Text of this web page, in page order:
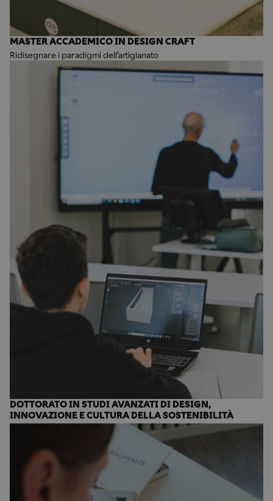
MASTER ACCADEMICO IN DESIGN CRAFT
Ridisegnare i paradigmi dell'artigianato
DOTTORATO IN STUDI AVANZATI DI DESIGN,
INNOVAZIONE E CULTURA DELLA SOSTENIBILITÀ